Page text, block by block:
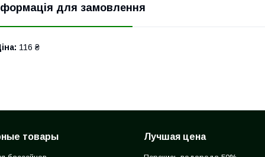
для замовлення
116 ₴
товары Лучшая цена